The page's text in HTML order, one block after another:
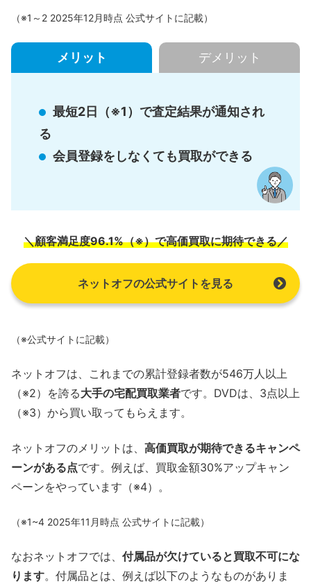
（※1～2 2025年12月時点 公式サイトに記載）
メリット デメリット
最短2日（※1）で査定結果が通知され
る
会員登録をしなくても買取ができる
＼顧客満足度96.1%（※）で高価買取に期待できる／
ネットオフの公式サイトを見る
（※公式サイトに記載）
ネットオフは、これまでの累計登録者数が546万人以上
（※2）を誇る大手の宅配買取業者です。DVDは、3点以上
（※3）から買い取ってもらえます。
ネットオフのメリットは、 高価買取が期待できるキャンペ
ーンがある点です。例えば、買取金額30%アップキャン
ペーンをやっています（※4）。
（※1~4 2025年11月時点 公式サイトに記載）
なおネットオフでは、 付属品が欠けていると買取不可にな
ります。付属品とは、例えば以下のようなものがありま